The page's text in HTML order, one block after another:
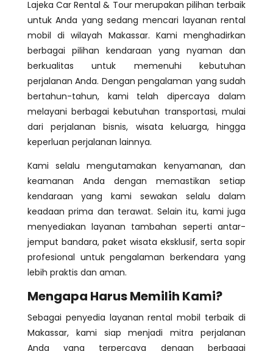
Lajeka Car Rental & Tour merupakan pilihan terbaik
untuk Anda yang sedang mencari layanan rental
mobil di wilayah Makassar. Kami menghadirkan
berbagai pilihan kendaraan yang nyaman dan
berkualitas untuk memenuhi kebutuhan
perjalanan Anda. Dengan pengalaman yang sudah
bertahun-tahun, kami telah dipercaya dalam
melayani berbagai kebutuhan transportasi, mulai
dari perjalanan bisnis, wisata keluarga, hingga
keperluan perjalanan lainnya.
Kami selalu mengutamakan kenyamanan, dan
keamanan Anda dengan memastikan setiap
kendaraan yang kami sewakan selalu dalam
keadaan prima dan terawat. Selain itu, kami juga
menyediakan layanan tambahan seperti antar-
jemput bandara, paket wisata eksklusif, serta sopir
profesional untuk pengalaman berkendara yang
lebih praktis dan aman.
Mengapa Harus Memilih Kami?
Sebagai penyedia layanan rental mobil terbaik di
Makassar, kami siap menjadi mitra perjalanan
Anda yang terpercaya dengan berbagai